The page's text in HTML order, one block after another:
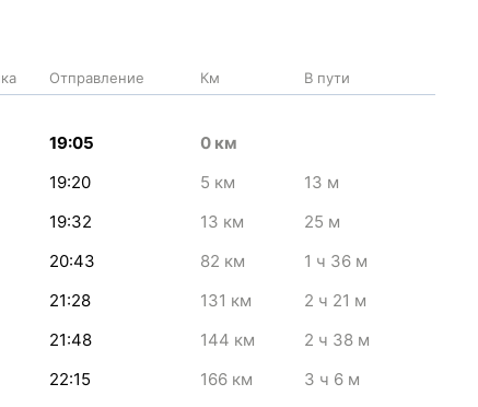
Отправление Км В пути
19:05 0 км
19:20 5 км 13 м
19:32 13 км 25 м
20:43 82 км 1 ч 36 м
21:28 131 км 2 ч 21 м
21:48 144 км 2 ч 38 м
22:15 166 км 3 ч 6 м